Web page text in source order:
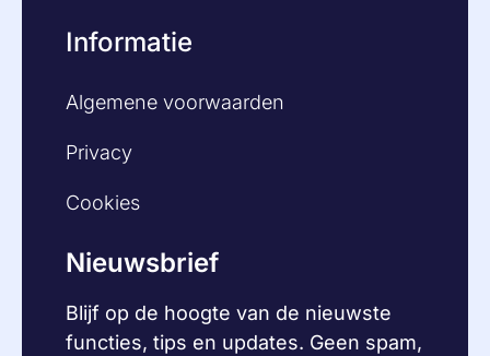
Informatie
Algemene voorwaarden
Privacy
Cookies
Nieuwsbrief
Blijf op de hoogte van de nieuwste
functies, tips en updates. Geen spam,